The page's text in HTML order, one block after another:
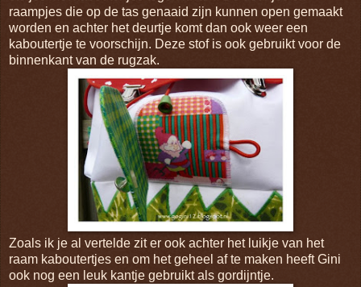
raampjes die op de tas genaaid zijn kunnen open gemaakt
worden en achter het deurtje komt dan ook weer een
kaboutertje te voorschijn. Deze stof is ook gebruikt voor de
binnenkant van de rugzak.
Zoals ik je al vertelde zit er ook achter het luikje van het
raam kaboutertjes en om het geheel af te maken heeft Gini
ook nog een leuk kantje gebruikt als gordijntje.